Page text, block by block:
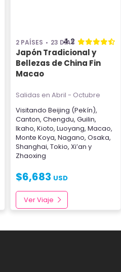
2 PAÍSES 23 DÍAS
4.2
Japón Tradicional y
Bellezas de China Fin
Macao
Salidas en Abril - Octubre
Visitando Beijing (Pekín),
Canton, Chengdu, Guilin,
Ikaho, Kioto, Luoyang, Macao,
Monte Koya, Nagano, Osaka,
Shanghai, Tokio, Xi’an y
Zhaoxing
$6,683 USD
Ver Viaje